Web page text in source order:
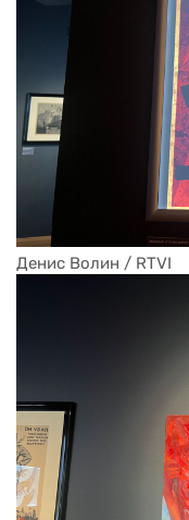
Денис Волин / RTVI